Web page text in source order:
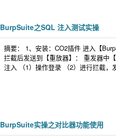
BurpSuite之SQL 注入测试实操
摘要： 1、安装：CO2插件 进入【
拦截后发送到【重放器】： 重发器中
注入 （1）操作登录 （2）进行拦截，
BurpSuite实操之对比器功能使用